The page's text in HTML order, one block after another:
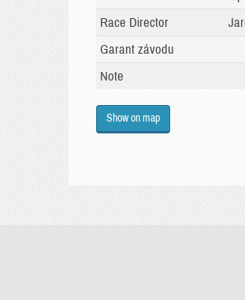
Race Director
Garant závodu
Note
Show on map